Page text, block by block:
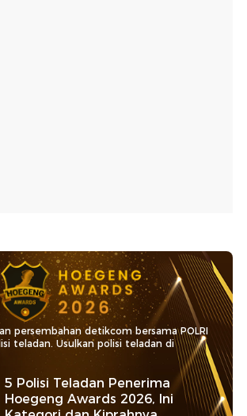
persembahan detikcom bersama POLRI
teladan. Usulkan polisi teladan di
5 Polisi Teladan Penerima
Hoegeng Awards 2026, Ini